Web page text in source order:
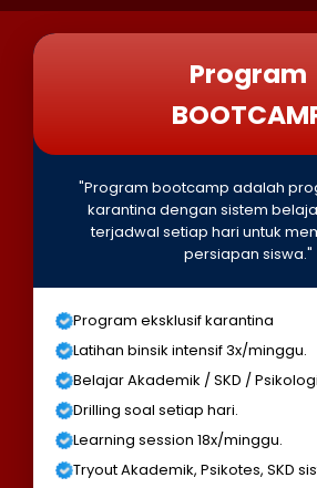
Program
"Program bootcamp adalah
karantina dengan sistem
terjadwal setiap hari untuk
persiapan siswa."
Program eksklusif karantina
Latihan binsik intensif 3x/minggu.
Belajar Akademik / SKD /
Drilling soal setiap hari.
Learning session 18x/minggu.
Tryout Akademik, Psikotes, SKD